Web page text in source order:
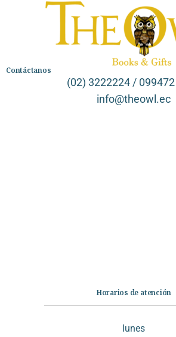
Contáctanos
(02) 3222224 /
info@theowl.ec
Horarios de atención
lunes